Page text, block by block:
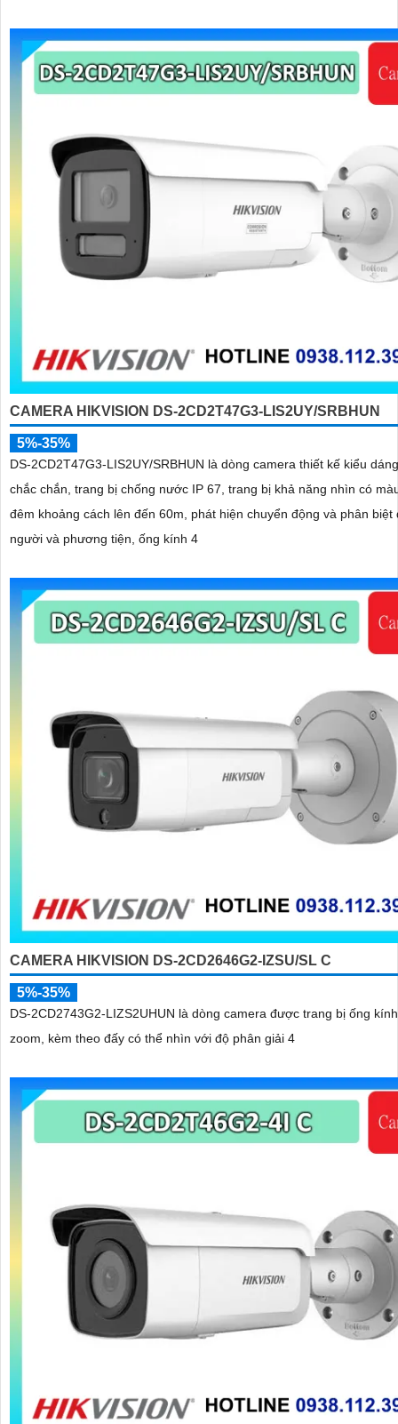
CAMERA HIKVISION DS-2CD2T47G3-LIS2UY/SRBHUN
5%-35%
DS-2CD2T47G3-LIS2UY/SRBHUN là dòng camera thiết kế kiểu
chắc chắn, trang bị chống nước IP 67, trang bị khả năng nhìn có màu vào ban
đêm khoảng cách lên đến 60m, phát hiện chuyển động và phân biệt
người và phương tiện, ống kính 4
CAMERA HIKVISION DS-2CD2646G2-IZSU/SL C
5%-35%
DS-2CD2743G2-LIZS2UHUN là dòng camera được trang bị ống
zoom, kèm theo đấy có thể nhìn với độ phân giải 4